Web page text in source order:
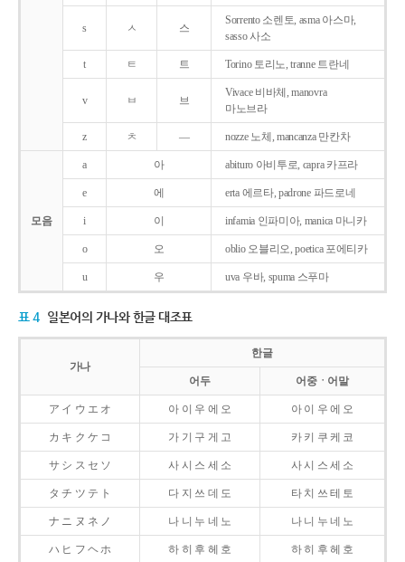
s ㅅ 스
Sorrento 소렌토, asma 아스마,
sasso 사소
t ㅌ 트 Torino 토리노, tranne 트란네
v ㅂ 브
Vivace 비바체, manovra
마노브라
z ㅊ ― nozze 노체, mancanza 만칸차
모음
a 아 abituro 아비투로, capra 카프라
e 에 erta 에르타, padrone 파드로네
i 이 infamia 인파미아, manica 마니카
o 오 oblio 오블리오, poetica 포에티카
u 우 uva 우바, spuma 스푸마
표 4 일본어의 가나와 한글 대조표
가나
한글
어두 어중ㆍ어말
ア イ ウ エ オ 아 이 우 에 오 아 이 우 에 오
カ キ ク ケ コ 가 기 구 게 고 카 키 쿠 케 코
サ シ ス セ ソ 사 시 스 세 소 사 시 스 세 소
タ チ ツ テ ト 다 지 쓰 데 도 타 치 쓰 테 토
ナ ニ ヌ ネ ノ 나 니 누 네 노 나 니 누 네 노
ハ ヒ フ ヘ ホ 하 히 후 헤 호 하 히 후 헤 호